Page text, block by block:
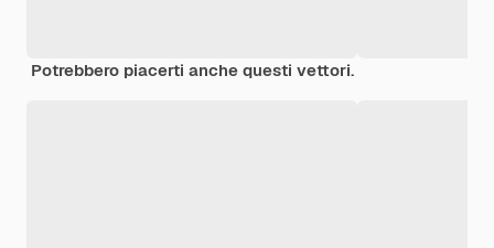
Potrebbero piacerti anche questi vettori.